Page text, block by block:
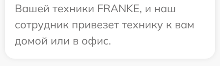
Вашей техники FRANKE, и наш
сотрудник привезет технику к вам
домой или в офис.